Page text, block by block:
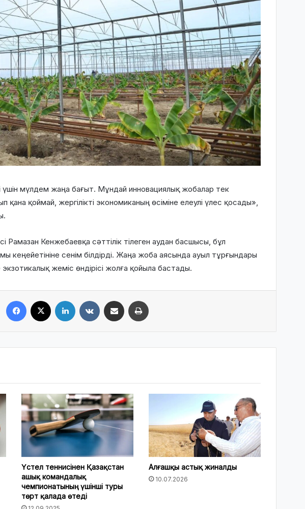
үшін мүлдем жаңа бағыт. Мұндай инновациялық жобалар тек
қана қоймай, жергілікті экономиканың өсіміне елеулі үлес қосады»,
Рамазан Кенжебаевқа сәттілік тілеген аудан басшысы, бұл
кеңейетініне сенім білдірді. Жаңа жоба аясында ауыл тұрғындары
жеміс өндірісі жолға қойыла бастады.
Үстел теннисінен Қазақстан
ашық командалық
чемпионатының үшінші туры
төрт қалада өтеді
Алғашқы астық жиналды
10.07.2026